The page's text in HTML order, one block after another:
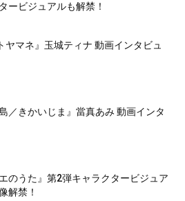
ービジュアルも解禁！
ヤマネ』玉城ティナ 動画インタビュ
島／きかいじま』當真あみ 動画インタ
エのうた』第2弾キャラクタービジュア
解禁！